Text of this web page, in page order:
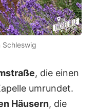
Schleswig
, die einen
umrundet.
Häusern, die